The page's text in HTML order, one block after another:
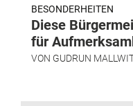
BESONDERHEITEN
Diese
für
VON GUDRUN